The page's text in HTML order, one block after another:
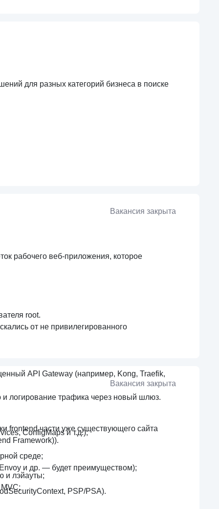
для разных категорий бизнеса в поиске
Вакансия закрыта
рабочего веб-приложения, которое
root.
от не привилегированного
API Gateway (например, Kong, Traefik,
логирование трафика через новый шлюз.
ConfigMaps и т.д.);
среде;
и др. — будет преимуществом);
PSP/PSA).
Вакансия закрыта
frontend части уже существующего сайта
Framework)).
и лэйауты;